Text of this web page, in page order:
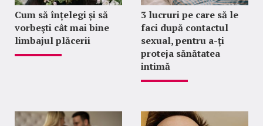
Cum să înțelegi și să
vorbeşti cât mai bine
limbajul plăcerii
3 lucruri pe care să le
faci după contactul
sexual, pentru a-ți
proteja sănătatea
intimă